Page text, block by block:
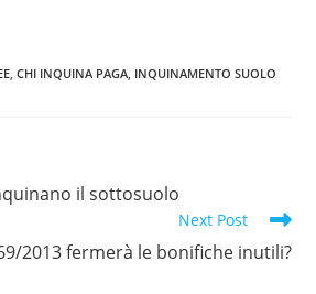
, CHI INQUINA PAGA, INQUINAMENTO SUOLO
il sottosuolo
Next Post
2013 fermerà le bonifiche inutili?